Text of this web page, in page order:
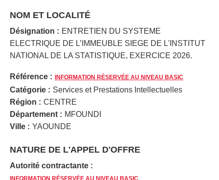
NOM ET LOCALITÉ
Désignation : ENTRETIEN DU SYSTEME
ELECTRIQUE DE L’IMMEUBLE SIEGE DE L'INSTITUT
NATIONAL DE LA STATISTIQUE, EXERCICE 2026.
Référence : INFORMATION RÉSERVÉE AU NIVEAU BASIC
Catégorie : Services et Prestations Intellectuelles
Région : CENTRE
Département : MFOUNDI
Ville : YAOUNDE
NATURE DE L'APPEL D'OFFRE
Autorité contractante :
INFORMATION RÉSERVÉE AU NIVEAU BASIC